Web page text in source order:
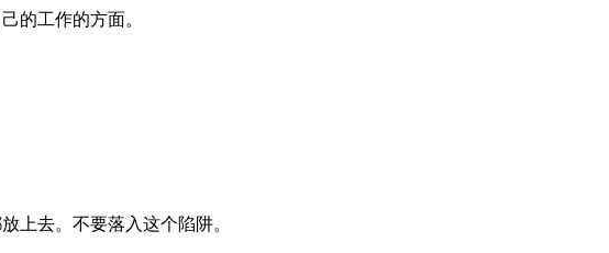
的工作的方面。
上去。不要落入这个陷阱。